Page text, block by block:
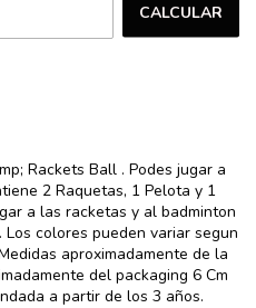
CALCULAR
Rackets Ball . Podes jugar a
2 Raquetas, 1 Pelota y 1
a las racketas y al badminton
Los colores pueden variar segun
aproximadamente de la
del packaging 6 Cm
a partir de los 3 años.